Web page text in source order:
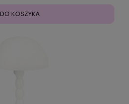
DO KOSZYKA